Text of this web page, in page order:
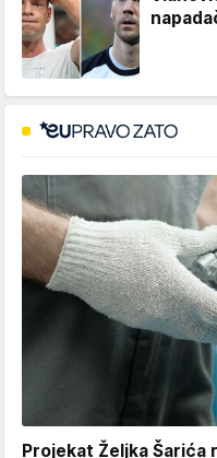
Projekat Željka Šarića